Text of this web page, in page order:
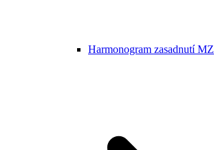
Harmonogram zasadnutí MZ